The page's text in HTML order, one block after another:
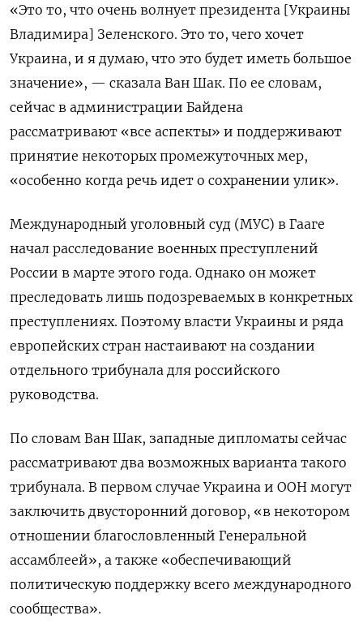
«Это то, что очень волнует президента [Украины
Владимира] Зеленского. Это то, чего хочет
Украина, и я думаю, что это будет иметь большое
значение», — сказала Ван Шак. По ее словам,
сейчас в администрации Байдена
рассматривают «все аспекты» и поддерживают
принятие некоторых промежуточных мер,
«особенно когда речь идет о сохранении улик».
Международный уголовный суд (МУС) в Гааге
начал расследование военных преступлений
России в марте этого года. Однако он может
преследовать лишь подозреваемых в конкретных
преступлениях. Поэтому власти Украины и ряда
европейских стран настаивают на создании
отдельного трибунала для российского
руководства.
По словам Ван Шак, западные дипломаты сейчас
рассматривают два возможных варианта такого
трибунала. В первом случае Украина и ООН могут
заключить двусторонний договор, «в некотором
отношении благословленный Генеральной
ассамблеей», а также «обеспечивающий
политическую поддержку всего международного
сообщества».